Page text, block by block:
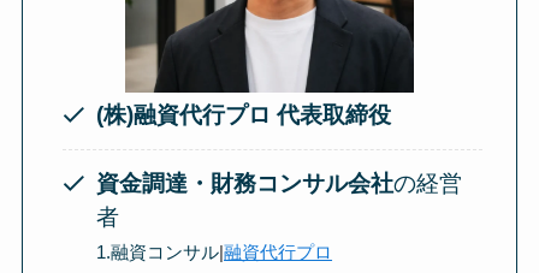
(株)融資代行プロ 代表取締役
資金調達・財務コンサル会社の経営
者
1.融資コンサル|融資代行プロ